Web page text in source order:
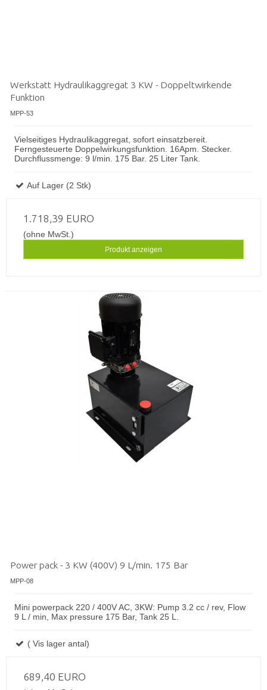
Werkstatt Hydraulikaggregat 3 KW - Doppeltwirkende
Funktion
MPP-53
Vielseitiges Hydraulikaggregat, sofort einsatzbereit.
Ferngesteuerte Doppelwirkungsfunktion. 16Apm. Stecker.
Durchflussmenge: 9 l/min. 175 Bar. 25 Liter Tank.
Auf Lager (2 Stk)
1.718,39 EURO
(ohne MwSt.)
Produkt anzeigen
Power pack - 3 KW (400V) 9 L/min. 175 Bar
MPP-08
Mini powerpack 220 / 400V AC, 3KW: Pump 3.2 cc / rev, Flow
9 L / min, Max pressure 175 Bar, Tank 25 L.
( Vis lager antal)
689,40 EURO